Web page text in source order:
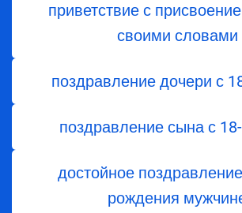
приветствие с
своими словами
поздравление дочери с
поздравление сына с
достойное
рождения